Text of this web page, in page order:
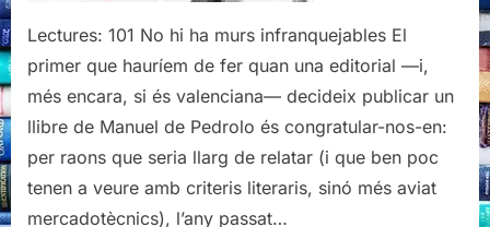
Lectures: 101 No hi ha murs infranquejables El
primer que hauríem de fer quan una editorial —i,
més encara, si és valenciana— decideix publicar un
llibre de Manuel de Pedrolo és congratular-nos-en:
per raons que seria llarg de relatar (i que ben poc
tenen a veure amb criteris literaris, sinó més aviat
mercadotècnics), l’any passat…